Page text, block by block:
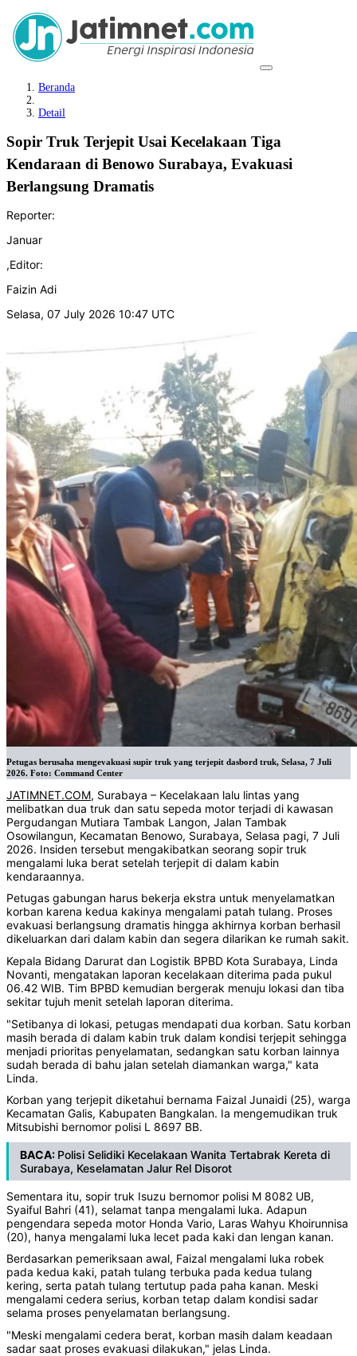
Beranda
Detail
Sopir Truk Terjepit Usai Kecelakaan Tiga
Kendaraan di Benowo Surabaya, Evakuasi
Berlangsung Dramatis
Reporter:
Januar
,Editor:
Faizin Adi
Selasa, 07 July 2026 10:47 UTC
Petugas berusaha mengevakuasi supir truk yang terjepit dasbord truk, Selasa, 7 Juli
2026. Foto: Command Center
JATIMNET.COM, Surabaya – Kecelakaan lalu lintas yang
melibatkan dua truk dan satu sepeda motor terjadi di kawasan
Pergudangan Mutiara Tambak Langon, Jalan Tambak
Osowilangun, Kecamatan Benowo, Surabaya, Selasa pagi, 7 Juli
2026. Insiden tersebut mengakibatkan seorang sopir truk
mengalami luka berat setelah terjepit di dalam kabin
kendaraannya.
Petugas gabungan harus bekerja ekstra untuk menyelamatkan
korban karena kedua kakinya mengalami patah tulang. Proses
evakuasi berlangsung dramatis hingga akhirnya korban berhasil
dikeluarkan dari dalam kabin dan segera dilarikan ke rumah sakit.
Kepala Bidang Darurat dan Logistik BPBD Kota Surabaya, Linda
Novanti, mengatakan laporan kecelakaan diterima pada pukul
06.42 WIB. Tim BPBD kemudian bergerak menuju lokasi dan tiba
sekitar tujuh menit setelah laporan diterima.
"Setibanya di lokasi, petugas mendapati dua korban. Satu korban
masih berada di dalam kabin truk dalam kondisi terjepit sehingga
menjadi prioritas penyelamatan, sedangkan satu korban lainnya
sudah berada di bahu jalan setelah diamankan warga," kata
Linda.
Korban yang terjepit diketahui bernama Faizal Junaidi (25), warga
Kecamatan Galis, Kabupaten Bangkalan. Ia mengemudikan truk
Mitsubishi bernomor polisi L 8697 BB.
BACA: Polisi Selidiki Kecelakaan Wanita Tertabrak Kereta di
Surabaya, Keselamatan Jalur Rel Disorot
Sementara itu, sopir truk Isuzu bernomor polisi M 8082 UB,
Syaiful Bahri (41), selamat tanpa mengalami luka. Adapun
pengendara sepeda motor Honda Vario, Laras Wahyu Khoirunnisa
(20), hanya mengalami luka lecet pada kaki dan lengan kanan.
Berdasarkan pemeriksaan awal, Faizal mengalami luka robek
pada kedua kaki, patah tulang terbuka pada kedua tulang
kering, serta patah tulang tertutup pada paha kanan. Meski
mengalami cedera serius, korban tetap dalam kondisi sadar
selama proses penyelamatan berlangsung.
"Meski mengalami cedera berat, korban masih dalam keadaan
sadar saat proses evakuasi dilakukan," jelas Linda.